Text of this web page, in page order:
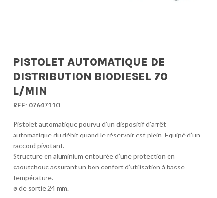
PISTOLET AUTOMATIQUE DE
DISTRIBUTION BIODIESEL 70
L/MIN
REF: 07647110
Pistolet automatique pourvu d’un dispositif d’arrêt
automatique du débit quand le réservoir est plein. Equipé d’un
raccord pivotant.
Structure en aluminium entourée d’une protection en
caoutchouc assurant un bon confort d’utilisation à basse
température.
ø de sortie 24 mm.